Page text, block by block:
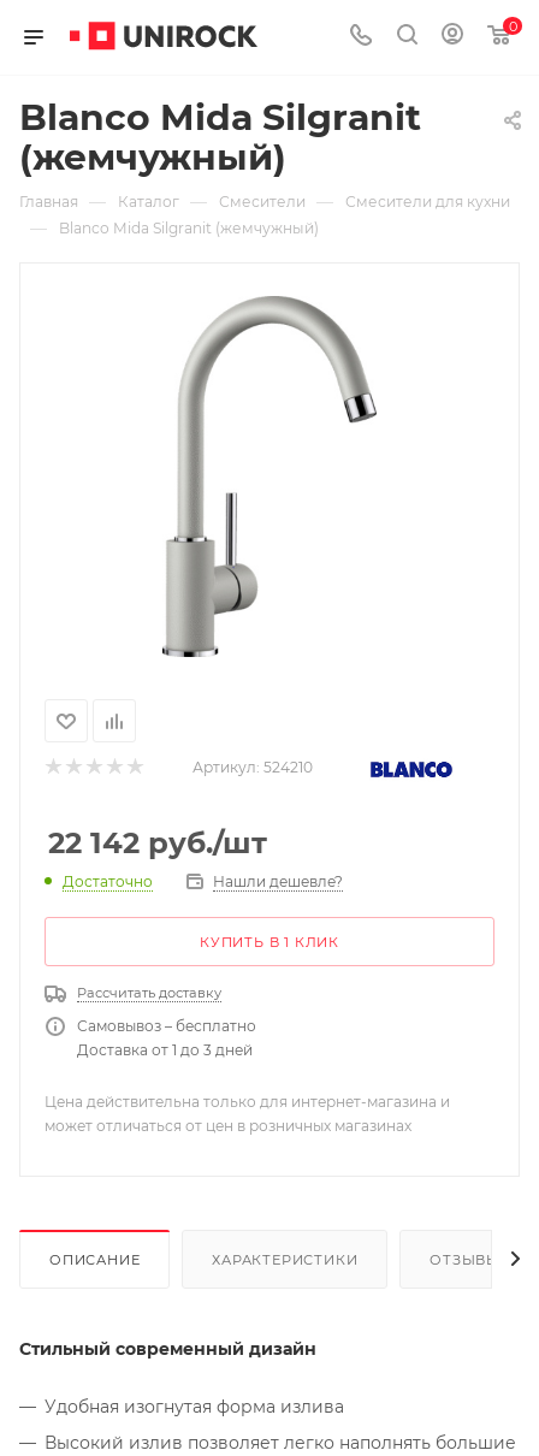
0
Blanco Mida Silgranit
(жемчужный)
Главная — Каталог — Смесители — Смесители для кухни
— Blanco Mida Silgranit (жемчужный)
Артикул: 524210
22 142 руб./шт
Достаточно Нашли дешевле?
КУПИТЬ В 1 КЛИК
Рассчитать доставку
Самовывоз – бесплатно
Доставка от 1 до 3 дней
Цена действительна только для интернет-магазина и
может отличаться от цен в розничных магазинах
ОПИСАНИЕ ХАРАКТЕРИСТИКИ ОТЗЫВЫ
Стильный современный дизайн
Удобная изогнутая форма излива
Высокий излив позволяет легко наполнять большие